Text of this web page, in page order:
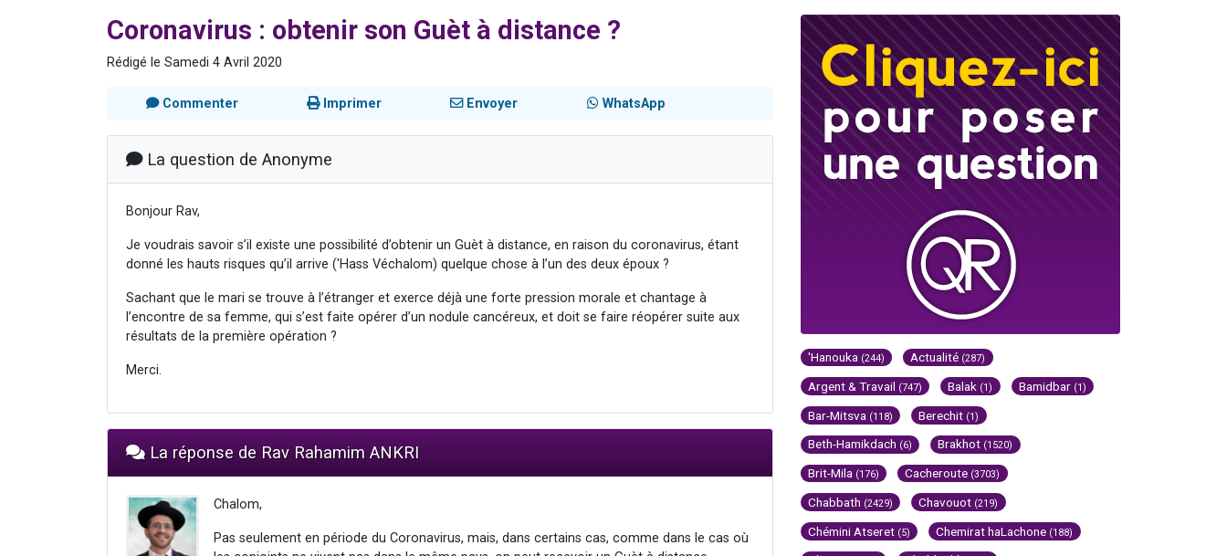
Coronavirus : obtenir son Guèt à distance ?
Rédigé le Samedi 4 Avril 2020
Commenter Imprimer Envoyer WhatsApp
La question de Anonyme
Bonjour Rav,
Je voudrais savoir s’il existe une possibilité d’obtenir un Guèt à distance, en raison du coronavirus, étant
donné les hauts risques qu’il arrive ('Hass Véchalom) quelque chose à l’un des deux époux ?
Sachant que le mari se trouve à l’étranger et exerce déjà une forte pression morale et chantage à
l’encontre de sa femme, qui s’est faite opérer d’un nodule cancéreux, et doit se faire réopérer suite aux
résultats de la première opération ?
Merci.
La réponse de Rav Rahamim ANKRI
Chalom,
Pas seulement en période du Coronavirus, mais, dans certains cas, comme dans le cas où
'Hanouka (244) Actualité (287)
Argent & Travail (747) Balak (1) Bamidbar (1)
Bar-Mitsva (118) Berechit (1)
Beth-Hamikdach (6) Brakhot (1520)
Brit-Mila (176) Cacheroute (3703)
Chabbath (2429) Chavouot (219)
Chémini Atseret (5) Chemirat haLachone (188)